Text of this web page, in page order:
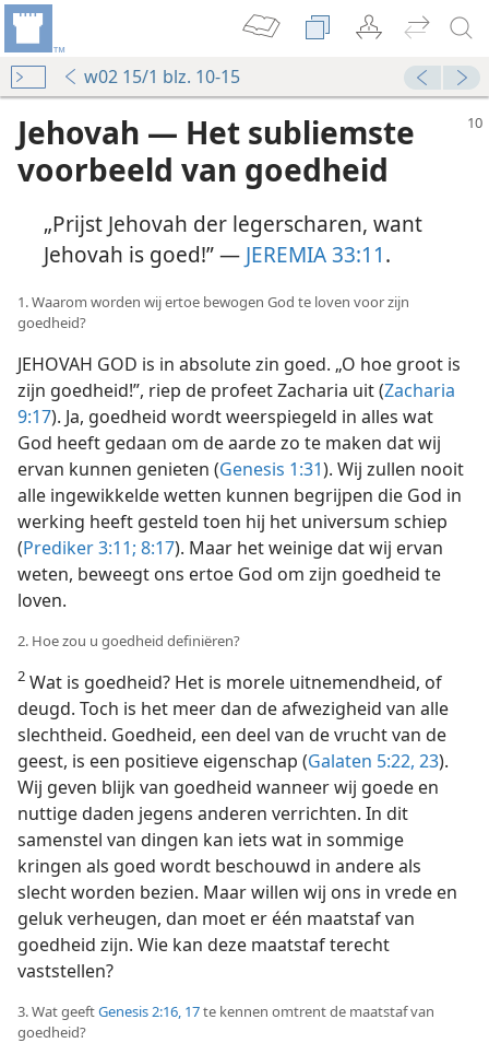
w02 15/1 blz. 10-15
Jehovah — Het subliemste
voorbeeld van goedheid
„Prijst Jehovah der legerscharen, want
Jehovah is goed!” — JEREMIA 33:11.
1. Waarom worden wij ertoe bewogen God te loven voor zijn
goedheid?
JEHOVAH GOD is in absolute zin goed. „O hoe groot is
zijn goedheid!”, riep de profeet Zacharia uit (Zacharia
9:17). Ja, goedheid wordt weerspiegeld in alles wat
God heeft gedaan om de aarde zo te maken dat wij
ervan kunnen genieten (Genesis 1:31). Wij zullen nooit
alle ingewikkelde wetten kunnen begrijpen die God in
werking heeft gesteld toen hij het universum schiep
(Prediker 3:11; 8:17). Maar het weinige dat wij ervan
weten, beweegt ons ertoe God om zijn goedheid te
loven.
2. Hoe zou u goedheid definiëren?
2 Wat is goedheid? Het is morele uitnemendheid, of
deugd. Toch is het meer dan de afwezigheid van alle
slechtheid. Goedheid, een deel van de vrucht van de
geest, is een positieve eigenschap (Galaten 5:22, 23).
Wij geven blijk van goedheid wanneer wij goede en
nuttige daden jegens anderen verrichten. In dit
samenstel van dingen kan iets wat in sommige
kringen als goed wordt beschouwd in andere als
slecht worden bezien. Maar willen wij ons in vrede en
geluk verheugen, dan moet er één maatstaf van
goedheid zijn. Wie kan deze maatstaf terecht
vaststellen?
3. Wat geeftGenesis 2:16, 17te kennen omtrent de maatstaf van
goedheid?